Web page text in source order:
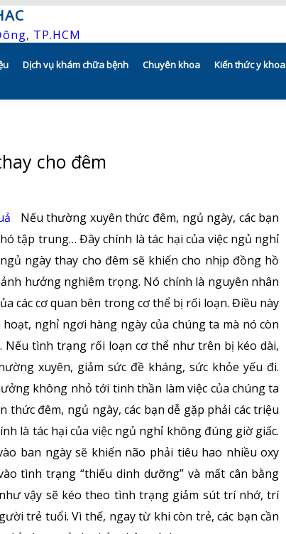
TP.HCM
và trách nhiệm của người
bác sĩ
năng lực
giá dịch vụ
mục giá thuốc
Dịch vụ khám chữa bệnh Chuyên khoa
Y học thể thao
Phục hồi chức năng Hô hấp
Dị ứng – Miễn dịch
Tim mạch
Rối loạn chuyển hóa
Dinh dưỡng
Tai – Mũi – Họng
Chẩn đoán hình ảnh
Xét nghiệm
Nhà thuốc
Kiến thức y khoa
cho đêm
Nếu thường xuyên thức đêm, ngủ ngày, các bạn
tập trung… Đây chính là tác hại của việc ngủ nghỉ
ngày thay cho đêm sẽ khiến cho nhịp đồng hồ
hưởng nghiêm trọng. Nó chính là nguyên nhân
các cơ quan bên trong cơ thể bị rối loạn. Điều này
nghỉ ngơi hàng ngày của chúng ta mà nó còn
Nếu tình trạng rối loạn cơ thể như trên bị kéo dài,
xuyên, giảm sức đề kháng, sức khỏe yếu đi.
không nhỏ tới tinh thần làm việc của chúng ta
đêm, ngủ ngày, các bạn dễ gặp phải các triệu
là tác hại của việc ngủ nghỉ không đúng giờ giấc.
ban ngày sẽ khiến não phải tiêu hao nhiều oxy
tình trạng “thiếu dinh dưỡng” và mất cân bằng
vậy sẽ kéo theo tình trạng giảm sút trí nhớ, trí
trẻ tuổi. Vì thế, ngay từ khi còn trẻ, các bạn cần